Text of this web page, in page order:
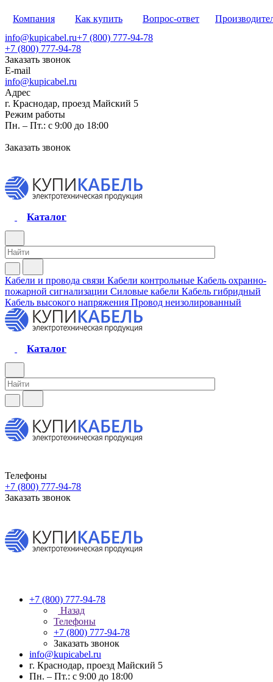
Компания Как купить Вопрос-ответ
info@kupicabel.ru+7 (800) 777-94-78
+7 (800) 777-94-78
Заказать звонок
E-mail
info@kupicabel.ru
Адрес
г. Краснодар, проезд Майский 5
Режим работы
Пн. – Пт.: с 9:00 до 18:00
Заказать звонок
Каталог
Кабели и провода связи Кабели контрольные Кабель охранно-
пожарной сигнализации Силовые кабели Кабель гибридный
Кабель высокого напряжения Провод неизолированный
Каталог
Телефоны
+7 (800) 777-94-78
Заказать звонок
+7 (800) 777-94-78
Назад
Телефоны
+7 (800) 777-94-78
Заказать звонок
info@kupicabel.ru
г. Краснодар, проезд Майский 5
Пн. – Пт.: с 9:00 до 18:00